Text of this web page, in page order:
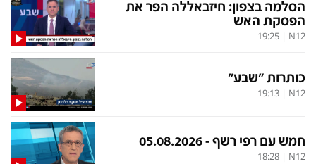
הסלמה בצפון: חיזבאללה הפר את
הפסקת האש
N12
|
19:25
כותרות "שבע"
N12
|
19:13
חמש עם רפי רשף - 05.08.2026
N12
|
18:28